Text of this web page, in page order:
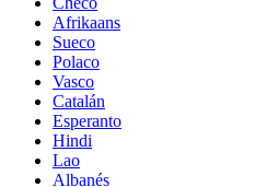
Afrikaans
Sueco
Polaco
Vasco
Catalán
Esperanto
Hindi
Lao
Albanés